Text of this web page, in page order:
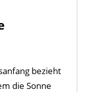
bezieht
die Sonne